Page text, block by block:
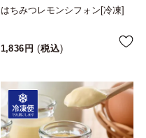
はちみつレモンシフォン[冷凍]
1,836 税込